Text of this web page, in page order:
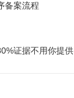
备案流程
证据不用你提供